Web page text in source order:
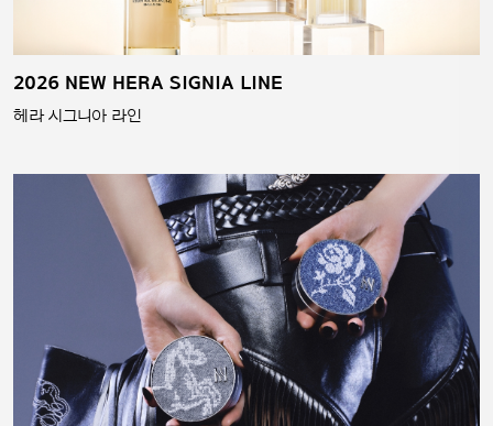
2026 NEW HERA SIGNIA LINE
헤라 시그니아 라인